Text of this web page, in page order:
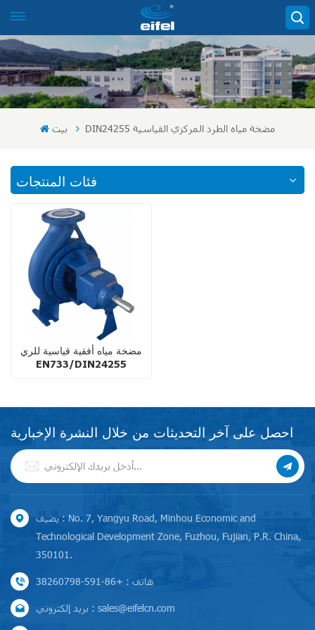
بيت DIN24255 مضخة مياه الطرد المركزي القياسية
فئات المنتجات
مضخة مياه أفقية قياسية للري
EN733/DIN24255
احصل على آخر التحديثات من خلال النشرة الإخبارية
يضيف : No. 7, Yangyu Road, Minhou Economic and
Technological Development Zone, Fuzhou, Fujian, P.R. China,
350101.
هاتف : +86-591-38260798
بريد إلكتروني : sales@eifelcn.com